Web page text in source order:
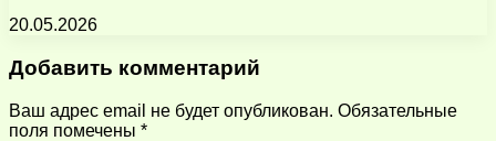
20.05.2026
Добавить комментарий
Ваш адрес email не будет опубликован. Обязательные
поля помечены *